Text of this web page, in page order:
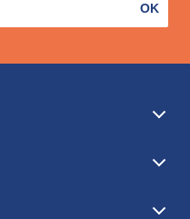
OK